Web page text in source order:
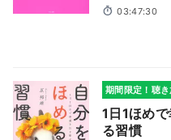
03:47:30
期間限定！聴
1日1ほめ
る習慣